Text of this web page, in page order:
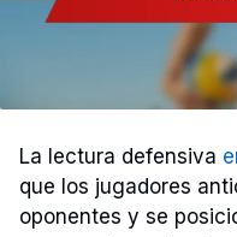
La lectura defensiva
que los jugadores
oponentes y se